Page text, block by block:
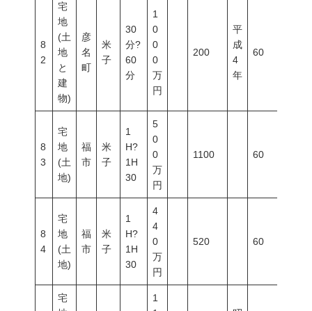
8
2
宅
地
(土
地
と
建
物)
彦
名
町
米
子
30
分?
60
分
1
0
0
0
万
円
200
平
成
4
年
60
8
3
宅
地
(土
地)
福
市
米
子
1
H?
1H
30
5
0
0
万
円
1100 60
8
4
宅
地
(土
地)
福
市
米
子
1
H?
1H
30
4
4
0
万
円
520 60
宅
1